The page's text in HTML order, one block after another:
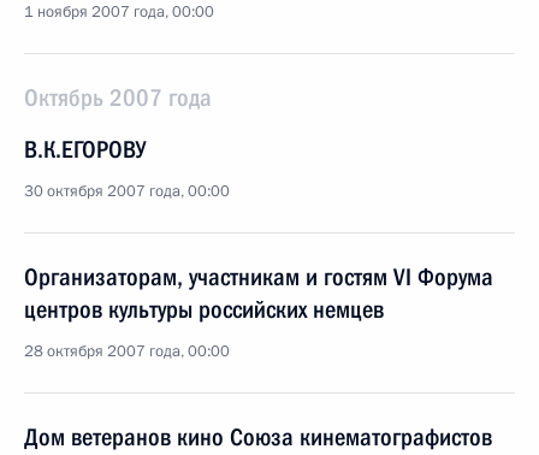
1 ноября 2007 года, 00:00
Октябрь 2007 года
В.К.ЕГОРОВУ
30 октября 2007 года, 00:00
Организаторам, участникам и гостям VI Форума
центров культуры российских немцев
28 октября 2007 года, 00:00
Дом ветеранов кино Союза кинематографистов